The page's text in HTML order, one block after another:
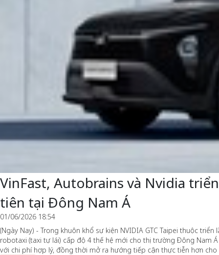
VinFast, Autobrains và Nvidia
tiên tại Đông Nam Á
01/06/2026 18:54
(Ngày Nay) - Trong khuôn khổ sự kiện NVIDIA GTC Taipei thuộc
robotaxi (taxi tự lái) cấp độ 4 thế hệ mới cho thị trường Đông Nam
với chi phí hợp lý, đồng thời mở ra hướng tiếp cận thực tiễn hơn